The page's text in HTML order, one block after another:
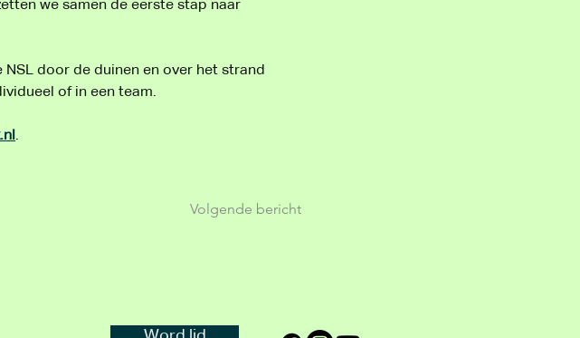
we samen de eerste stap naar
door de duinen en over het strand
of in een team.
.
Volgende bericht